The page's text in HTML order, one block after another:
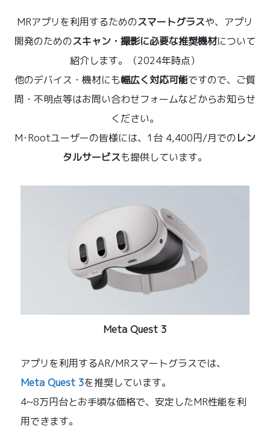
MRアプリを利用するためのスマートグラスや、アプリ
開発のためのスキャン・撮影に必要な推奨機材について
紹介します。（2024年時点）
他のデバイス・機材にも幅広く対応可能ですので、ご質
問・不明点等はお問い合わせフォームなどからお知らせ
ください。
M･Rootユーザーの皆様には、1台 4,400円/月でのレン
タルサービスも提供しています。
Meta Quest 3
アプリを利用するAR/MRスマートグラスでは、
Meta Quest 3を推奨しています。
4~8万円台とお手頃な価格で、安定したMR性能を利
用できます。